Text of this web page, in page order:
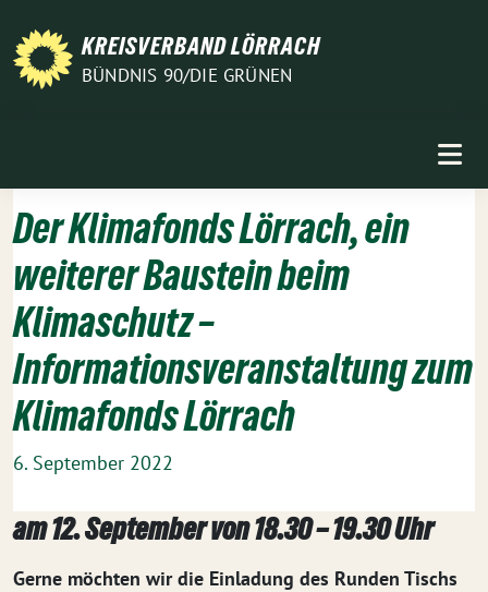
zum
Inhalt
KREISVERBAND LÖRRACH
BÜNDNIS 90/DIE GRÜNEN
Der Klimafonds Lörrach, ein
weiterer Baustein beim
Klimaschutz –
Informationsveranstaltung zum
Klimafonds Lörrach
6. September 2022
am 12. September von 18.30 – 19.30 Uhr
Gerne möchten wir die Einladung des Runden Tischs